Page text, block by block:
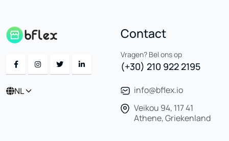
NL
Contact
Vragen? Bel ons op
(+30) 210 922 2195
info@bflex.io
Veikou 94, 117 41
Athene, Griekenland